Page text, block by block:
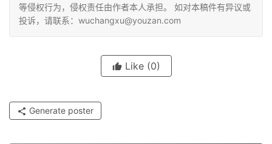
等侵权行为，侵权责任由作者本人承担。 如对本稿件有异议或
投诉，请联系：wuchangxu@youzan.com
Like (0)
Generate poster